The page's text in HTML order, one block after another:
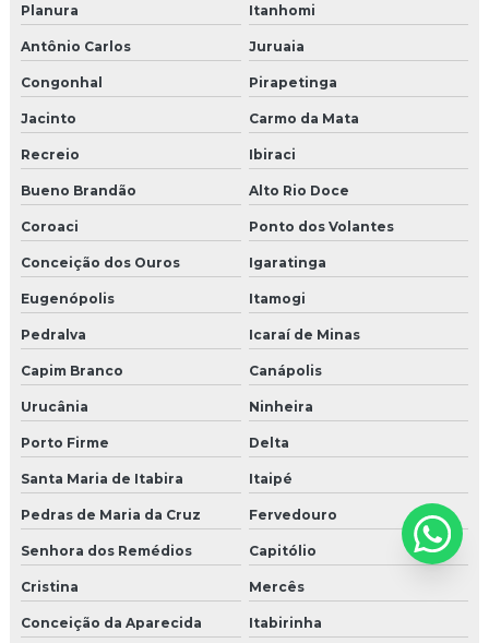
Planura Itanhomi
Antônio Carlos Juruaia
Congonhal Pirapetinga
Jacinto Carmo da Mata
Recreio Ibiraci
Bueno Brandão Alto Rio Doce
Coroaci Ponto dos Volantes
Conceição dos Ouros Igaratinga
Eugenópolis Itamogi
Pedralva Icaraí de Minas
Capim Branco Canápolis
Urucânia Ninheira
Porto Firme Delta
Santa Maria de Itabira Itaipé
Pedras de Maria da Cruz Fervedouro
Senhora dos Remédios Capitólio
Cristina Mercês
Conceição da Aparecida Itabirinha